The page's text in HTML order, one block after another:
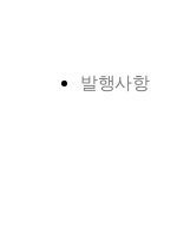
발행사항